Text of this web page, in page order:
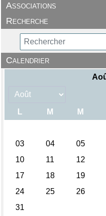
Associations
Recherche
Calendrier